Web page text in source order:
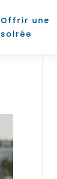
Offrir une
soirée